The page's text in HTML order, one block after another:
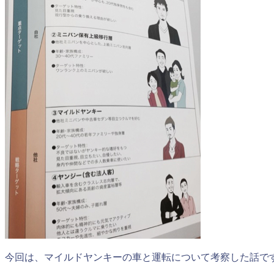
今回は、マイルドヤンキーの車と運転について考察した話で